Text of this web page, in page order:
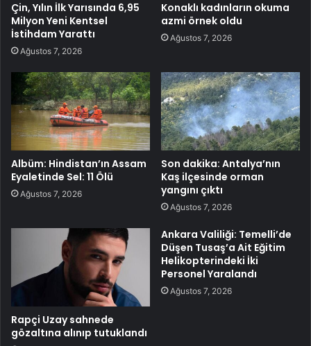
Çin, Yılın İlk Yarısında 6,95
Milyon Yeni Kentsel
İstihdam Yarattı
Ağustos 7, 2026
Konaklı kadınların okuma
azmi örnek oldu
Ağustos 7, 2026
Albüm: Hindistan’ın Assam
Eyaletinde Sel: 11 Ölü
Ağustos 7, 2026
Son dakika: Antalya’nın
Kaş ilçesinde orman
yangını çıktı
Ağustos 7, 2026
Rapçi Uzay sahnede
gözaltına alınıp tutuklandı
Ankara Valiliği: Temelli’de
Düşen Tusaş’a Ait Eğitim
Helikopterindeki İki
Personel Yaralandı
Ağustos 7, 2026